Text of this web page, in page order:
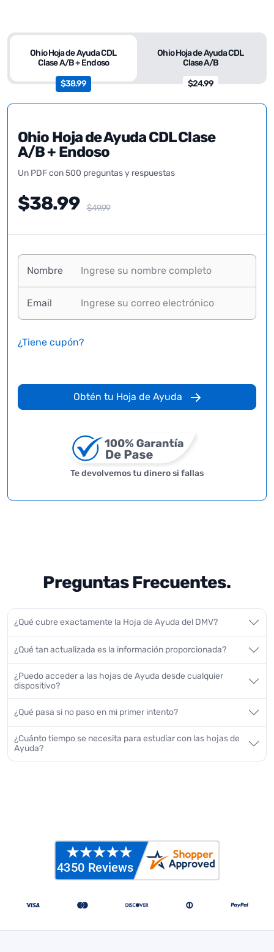
Ohio Hoja de Ayuda CDL
Clase A/B
$24.99
Ohio Hoja de Ayuda CDL
Clase A/B + Endoso
$38.99
Ohio Hoja de Ayuda CDL Clase
A/B + Endoso
Un PDF con 500 preguntas y respuestas
$38.99 $49.99
Nombre
Email
¿Tiene cupón?
Obtén tu Hoja de Ayuda
Te devolvemos tu dinero si fallas
Preguntas Frecuentes.
¿Qué cubre exactamente la Hoja de Ayuda del DMV?
¿Qué tan actualizada es la información proporcionada?
¿Puedo acceder a las hojas de Ayuda desde cualquier
dispositivo?
¿Qué pasa si no paso en mi primer intento?
¿Cuánto tiempo se necesita para estudiar con las hojas de
Ayuda?